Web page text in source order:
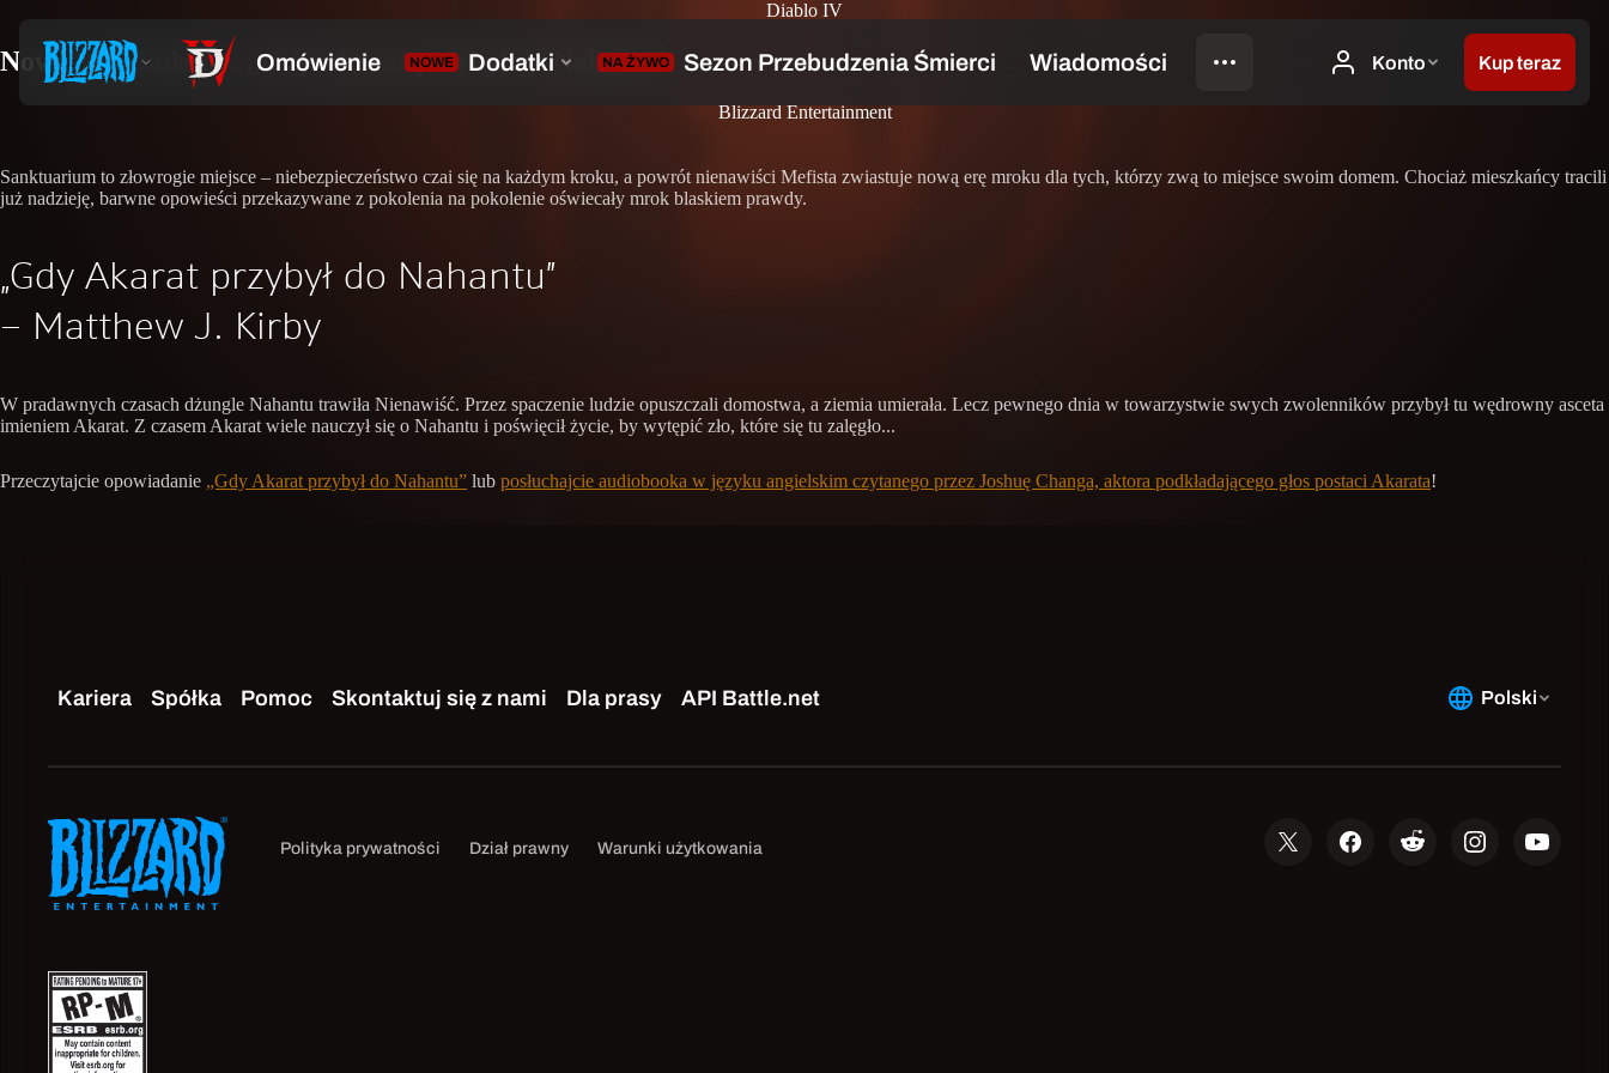
Diablo IV
Nowe opowiadanie: „Gdy Akarat przybył do Nahantu”
Blizzard Entertainment
Sanktuarium to złowrogie miejsce – niebezpieczeństwo czai się na każdym kroku, a powrót nienawiści Mefista zwiastuje nową erę mroku dla tych, którzy zwą to miejsce swoim domem. Chociaż mieszkańcy tracili
już nadzieję, barwne opowieści przekazywane z pokolenia na pokolenie oświecały mrok blaskiem prawdy.
„Gdy Akarat przybył do Nahantu”
– Matthew J. Kirby
W pradawnych czasach dżungle Nahantu trawiła Nienawiść. Przez spaczenie ludzie opuszczali domostwa, a ziemia umierała. Lecz pewnego dnia w towarzystwie swych zwolenników przybył tu wędrowny asceta
imieniem Akarat. Z czasem Akarat wiele nauczył się o Nahantu i poświęcił życie, by wytępić zło, które się tu zalęgło...
Przeczytajcie opowiadanie „Gdy Akarat przybył do Nahantu” lub posłuchajcie audiobooka w języku angielskim czytanego przez Joshuę Changa, aktora podkładającego głos postaci Akarata!